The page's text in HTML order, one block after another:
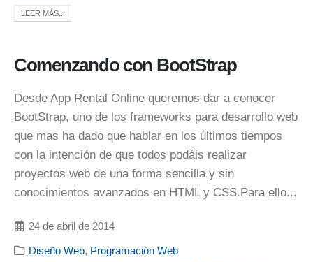
LEER MÁS...
Comenzando con BootStrap
Desde App Rental Online queremos dar a conocer
BootStrap, uno de los frameworks para desarrollo web
que mas ha dado que hablar en los últimos tiempos
con la intención de que todos podáis realizar
proyectos web de una forma sencilla y sin
conocimientos avanzados en HTML y CSS.Para ello...
24 de abril de 2014
Diseño Web, Programación Web